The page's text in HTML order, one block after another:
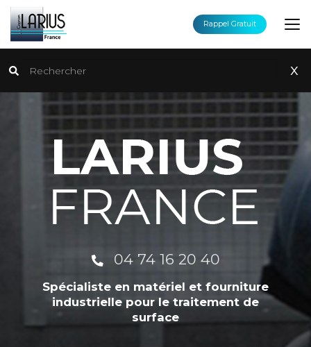
Aller
au
contenu
principal
Rechercher
x
Rappel Gratuit
04 74 16 20 40
Spécialiste en matériel et fourniture
industrielle pour le traitement de
surface